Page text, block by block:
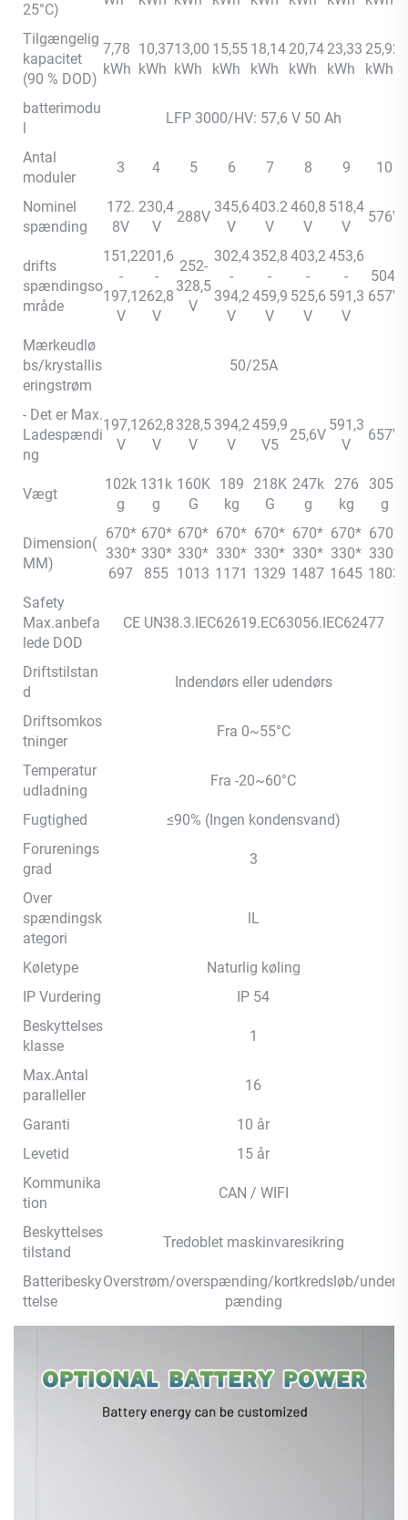
25°C)
Tilgængelig
kapacitet
(90 % DOD)
7,78
kWh
10,37
kWh
13,00
kWh
15,55
kWh
18,14
kWh
20,74
kWh
23,33
kWh
25,92
kWh
batterimodu
LFP 3000/HV: 57,6 V 50 Ah
Antal
moduler
3 4 5 6 7 8 9 10
Nominel
spænding
172.
8V
230,4
V
288V
345,6
V
403.2
V
460,8
V
518,4
V
576V
drifts
spændingso
mråde
151,2
-
197,1
V
201,6
-
262,8
V
252-
328,5
V
302,4
-
394,2
V
352,8
-
459,9
V
403,2
-
525,6
V
453,6
-
591,3
V
504-
657V
Mærkeudlø
bs/krystallis
eringstrøm
50/25A
- Det er Max.
Ladespændi
ng
197,1
V
262,8
V
328,5
V
394,2
V
459,9
V5
25,6V
591,3
V
657V
Vægt
102k
g
131k
g
160K
G
189
kg
218K
G
247k
g
276
kg
305k
g
Dimension(
MM)
670*
330*
697
670*
330*
855
670*
330*
1013
670*
330*
1171
670*
330*
1329
670*
330*
1487
670*
330*
1645
670*
330*
1803
Safety
Max.anbefa
lede DOD
CE UN38.3.IEC62619.EC63056.IEC62477
Driftstilstan
d
Indendørs eller udendørs
Driftsomkos
tninger
Fra 0~55°C
Temperatur
udladning
Fra -20~60°C
Fugtighed
≤90% (Ingen kondensvand)
Forurenings
grad
3
Over
spændingsk
ategori
lL
Køletype
Naturlig køling
IP Vurdering
IP 54
Beskyttelses
klasse
1
Max.Antal
paralleller
16
Garanti
10 år
Levetid
15 år
Kommunika
tion
CAN / WIFI
Beskyttelses
tilstand
Tredoblet maskinvaresikring
Batteribesky
ttelse
Overstrøm/overspænding/kortkredsløb/unders
pænding